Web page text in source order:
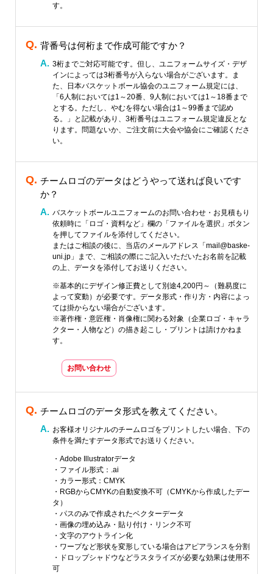
す。
背番号は何桁まで作成可能ですか？
3桁までご対応可能です。但し、ユニフォームサイズ・デザ
インによっては3桁番号が入らない場合がございます。ま
た、日本バスケットボール協会のユニフォーム規定には、
「6人制においては1～20番、9人制においては1～18番まで
とする。ただし、やむを得ない場合は1～99番まで認め
る。」と記載があり、3桁番号はユニフォーム規定違反とな
ります。問題ないか、ご注文前に大会や協会にご確認くださ
い。
チームロゴのデータはどうやって送れば良いです
か？
バスケットボールユニフォームのお問い合わせ・お見積もり
依頼時に「ロゴ・資料など」欄の「ファイルを選択」ボタン
を押してファイルを添付してください。
またはご相談の後に、当店のメールアドレス「mail@baske-
uni.jp」まで、ご相談の際にご記入いただいたお名前を記載
の上、データを添付してお送りください。
※基本的にデザイン修正費として別途4,200円～（難易度に
よって変動）が必要です。データ形式・作り方・内容によっ
ては掛からない場合がございます。
※著作権・意匠権・肖像権に関わる対象（企業ロゴ・キャラ
クター・人物など）の描き起こし・プリントは請けかねま
す。
お問い合わせ
チームロゴのデータ形式を教えてください。
お客様オリジナルのチームロゴをプリントしたい場合、下の
条件を満たすデータ形式でお送りください。
・Adobe Illustratorデータ
・ファイル形式：.ai
・カラー形式：CMYK
・RGBからCMYKの自動変換不可（CMYKから作成したデー
タ）
・パスのみで作成されたベクターデータ
・画像の埋め込み・貼り付け・リンク不可
・文字のアウトライン化
・ワープなど形状を変形している場合はアピアランスを分割
・ドロップシャドウなどラスタライズが必要な効果は使用不
可